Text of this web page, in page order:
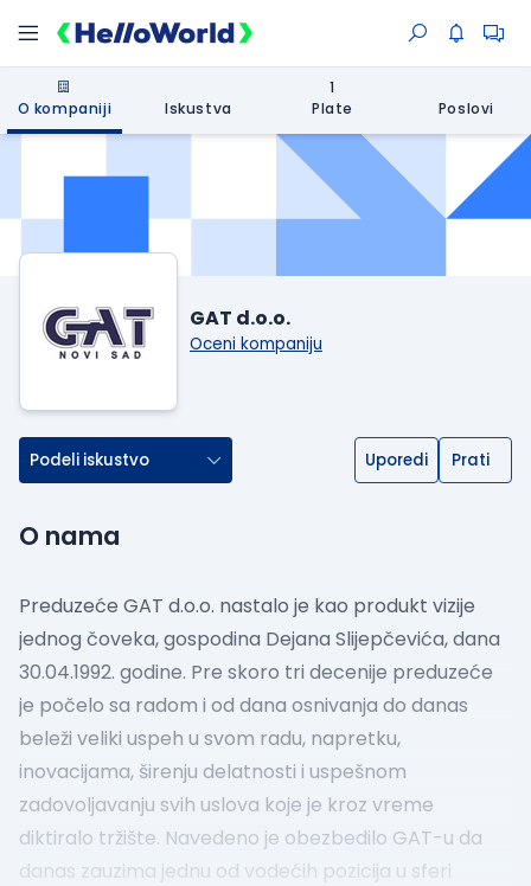
O kompaniji Iskustva
1
Plate
Poslovi
GAT d.o.o.
Oceni kompaniju
Podeli iskustvo Uporedi Prati
O nama
Preduzeće GAT d.o.o. nastalo je kao produkt vizije
jednog čoveka, gospodina Dejana Slijepčevića, dana
30.04.1992. godine. Pre skoro tri decenije preduzeće
je počelo sa radom i od dana osnivanja do danas
beleži veliki uspeh u svom radu, napretku,
inovacijama, širenju delatnosti i uspešnom
zadovoljavanju svih uslova koje je kroz vreme
diktiralo tržište. Navedeno je obezbedilo GAT-u da
danas zauzima jednu od vodećih pozicija u sferi